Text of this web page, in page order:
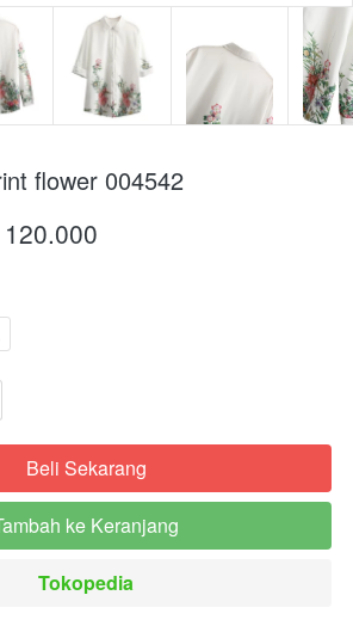
flower 004542⁣
`Beli Sekarang
ke Keranjang
`
Tokopedia